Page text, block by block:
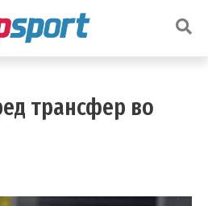
трансфер во